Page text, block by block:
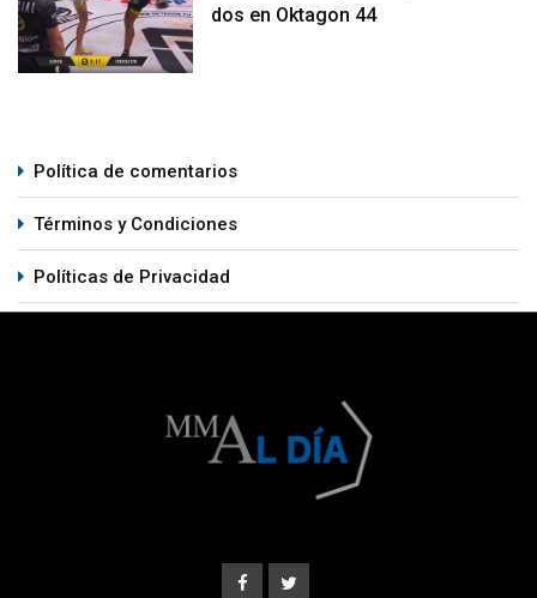
dos en Oktagon 44
Política de comentarios
Términos y Condiciones
Políticas de Privacidad